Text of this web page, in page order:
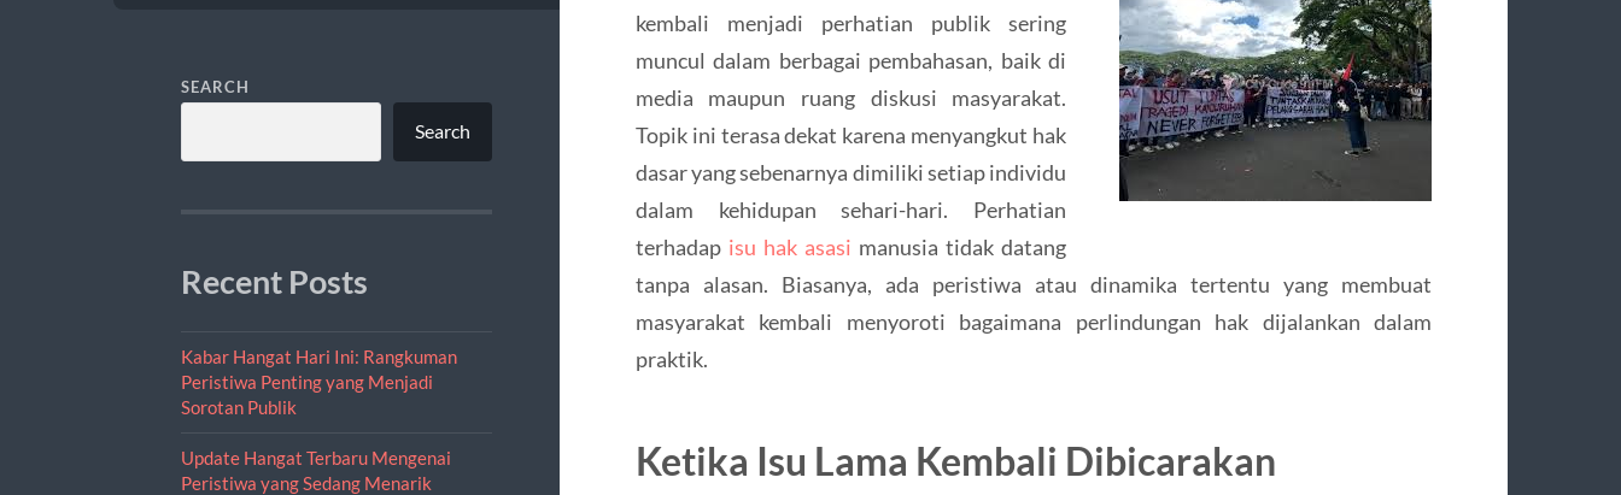
SEARCH
Search
Recent Posts
Kabar Hangat Hari Ini: Rangkuman
Peristiwa Penting yang Menjadi
Sorotan Publik
Update Hangat Terbaru Mengenai
Peristiwa yang Sedang Menarik
kembali menjadi perhatian publik sering
muncul dalam berbagai pembahasan, baik di
media maupun ruang diskusi masyarakat.
Topik ini terasa dekat karena menyangkut hak
dasar yang sebenarnya dimiliki setiap individu
dalam kehidupan sehari-hari. Perhatian
terhadap isu hak asasi manusia tidak datang
tanpa alasan. Biasanya, ada peristiwa atau dinamika tertentu yang membuat
masyarakat kembali menyoroti bagaimana perlindungan hak dijalankan dalam
praktik.
Ketika Isu Lama Kembali Dibicarakan